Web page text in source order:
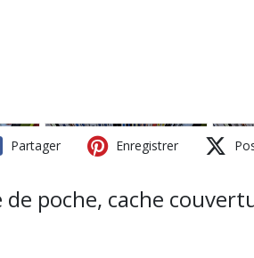
Partager Enregistrer
poche, cache